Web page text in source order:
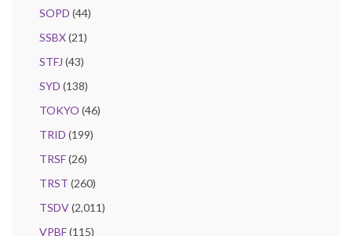
SOPD (44)
SSBX(21)
STFJ (43)
SYD (138)
TOKYO (46)
TRID (199)
TRSF(26)
TRST (260)
TSDV(2,011)
VPBF(115)